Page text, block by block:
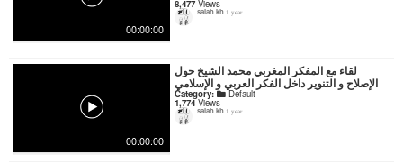
00:00:00
8,477Views
salah kh 1 year
00:00:00
لقاء مع المفكر المغربي محمد الشيخ حول
الإصلاح و التنوير داخل الفكر العربي و الإسلامي
Category: Default
1,774Views
salah kh 1 year